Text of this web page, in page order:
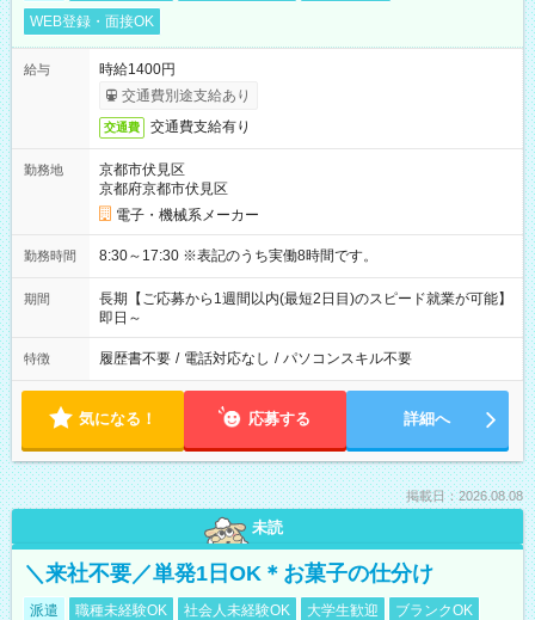
WEB登録・面接OK
給与
時給1400円
交通費別途支給あり
交通費 交通費支給有り
勤務地
京都市伏見区
京都府京都市伏見区
電子・機械系メーカー
勤務時間 8:30～17:30 ※表記のうち実働8時間です。
期間
長期【ご応募から1週間以内(最短2日目)のスピード就業が可能】
即日～
特徴 履歴書不要 / 電話対応なし / パソコンスキル不要
気になる！ 応募する 詳細へ
掲載日：2026.08.08
未読
＼来社不要／単発1日OK＊お菓子の仕分け
派遣 職種未経験OK 社会人未経験OK 大学生歓迎
ブランクOK